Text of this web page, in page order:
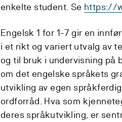
enkelte student. Se https://
Engelsk 1 for 1-7 gir en
i et rikt og variert utvalg av
og til bruk i undervisning på
om det engelske språkets
utvikling av egen
ordforråd. Hva som
deres språkutvikling, er